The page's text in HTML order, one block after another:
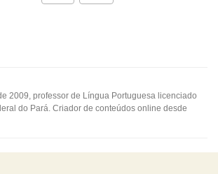
não tem a informação que procuro
2009, professor de Língua Portuguesa licenciado
do Pará. Criador de conteúdos online desde